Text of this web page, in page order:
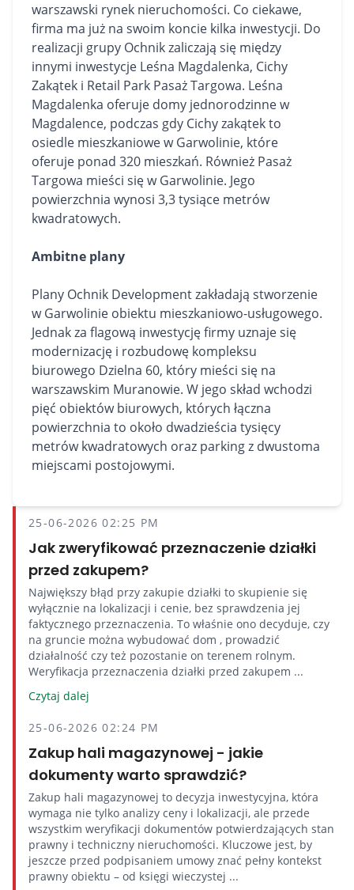
warszawski rynek nieruchomości. Co ciekawe,
firma ma już na swoim koncie kilka inwestycji. Do
realizacji grupy Ochnik zaliczają się między
innymi inwestycje Leśna Magdalenka, Cichy
Zakątek i Retail Park Pasaż Targowa. Leśna
Magdalenka oferuje domy jednorodzinne w
Magdalence, podczas gdy Cichy zakątek to
osiedle mieszkaniowe w Garwolinie, które
oferuje ponad 320 mieszkań. Również Pasaż
Targowa mieści się w Garwolinie. Jego
powierzchnia wynosi 3,3 tysiące metrów
kwadratowych.
Ambitne plany
Plany Ochnik Development zakładają stworzenie
w Garwolinie obiektu mieszkaniowo-usługowego.
Jednak za flagową inwestycję firmy uznaje się
modernizację i rozbudowę kompleksu
biurowego Dzielna 60, który mieści się na
warszawskim Muranowie. W jego skład wchodzi
pięć obiektów biurowych, których łączna
powierzchnia to około dwadzieścia tysięcy
metrów kwadratowych oraz parking z dwustoma
miejscami postojowymi.
25-06-2026 02:25 PM
Jak zweryfikować przeznaczenie działki
przed zakupem?
Największy błąd przy zakupie działki to skupienie się
wyłącznie na lokalizacji i cenie, bez sprawdzenia jej
faktycznego przeznaczenia. To właśnie ono decyduje, czy
na gruncie można wybudować dom , prowadzić
działalność czy też pozostanie on terenem rolnym.
Weryfikacja przeznaczenia działki przed zakupem ...
Czytaj dalej
25-06-2026 02:24 PM
Zakup hali magazynowej - jakie
dokumenty warto sprawdzić?
Zakup hali magazynowej to decyzja inwestycyjna, która
wymaga nie tylko analizy ceny i lokalizacji, ale przede
wszystkim weryfikacji dokumentów potwierdzających stan
prawny i techniczny nieruchomości. Kluczowe jest, by
jeszcze przed podpisaniem umowy znać pełny kontekst
prawny obiektu – od księgi wieczystej ...